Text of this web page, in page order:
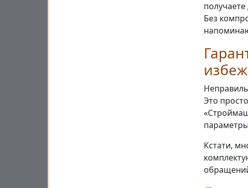
Без
Это
Кстати,